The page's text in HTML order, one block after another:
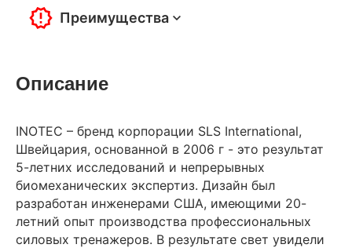
Преимущества
Описание
INOTEC – бренд корпорации SLS International,
Швейцария, основанной в 2006 г - это результат
5-летних исследований и непрерывных
биомеханических экспертиз. Дизайн был
разработан инженерами США, имеющими 20-
летний опыт производства профессиональных
силовых тренажеров. В результате свет увидели